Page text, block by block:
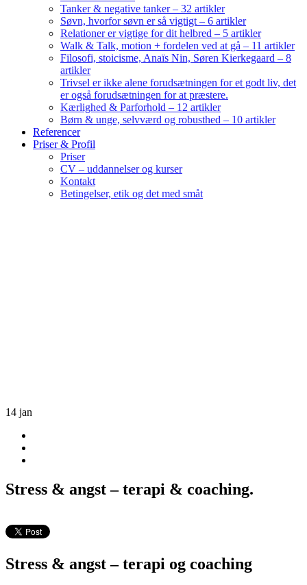
Tanker & negative tanker – 32 artikler
Søvn, hvorfor søvn er så vigtigt – 6 artikler
Relationer er vigtige for dit helbred – 5 artikler
Walk & Talk, motion + fordelen ved at gå – 11 artikler
Filosofi, stoicisme, Anaïs Nin, Søren Kierkegaard – 8
artikler
Trivsel er ikke alene forudsætningen for et godt liv, det
er også forudsætningen for at præstere.
Kærlighed & Parforhold – 12 artikler
Børn & unge, selvværd og robusthed – 10 artikler
Referencer
Priser & Profil
Priser
CV – uddannelser og kurser
Kontakt
Betingelser, etik og det med småt
14 jan
Stress & angst – terapi & coaching.
Stress & angst – terapi og coaching